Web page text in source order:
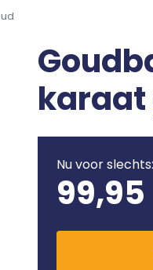
karaat
Nu voor slechts:
99,95